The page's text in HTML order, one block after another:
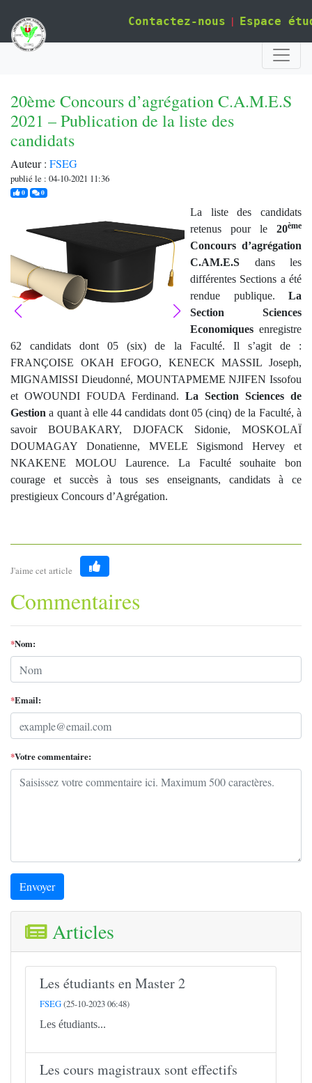
Contactez-nous | Espace
20ème Concours d’agrégation C.A.M.E.S
2021 – Publication de la liste des
candidats
Auteur : FSEG
publié le : 04-10-2021 11:36
0j'aime0commentaires
La liste des candidats
retenus pour le 20ème
Concours d’agrégation
C.AM.E.S dans les
différentes Sections a été
rendue publique. La
Section Sciences
Economiques enregistre
62 candidats dont 05 (six) de la Faculté. Il s’agit de :
FRANÇOISE OKAH EFOGO, KENECK MASSIL Joseph,
MIGNAMISSI Dieudonné, MOUNTAPMEME NJIFEN Issofou
et OWOUNDI FOUDA Ferdinand. La Section Sciences de
Gestion a quant à elle 44 candidats dont 05 (cinq) de la Faculté, à
savoir BOUBAKARY, DJOFACK Sidonie, MOSKOLAÏ
DOUMAGAY Donatienne, MVELE Sigismond Hervey et
NKAKENE MOLOU Laurence. La Faculté souhaite bon
courage et succès à tous ses enseignants, candidats à ce
prestigieux Concours d’Agrégation.
J'aime cet article
Like
Commentaires
*Nom:
*Email:
*Votre commentaire:
Envoyer
Articles
Les étudiants en Master 2
FSEG(25-10-2023 06:48)
Les étudiants...
Les cours magistraux sont effectifs